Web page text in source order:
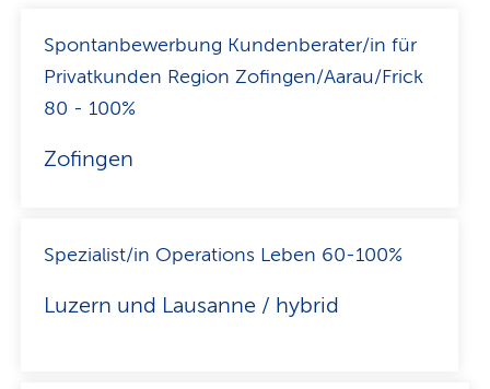
Spontanbewerbung Kundenberater/in für
Privatkunden Region Zofingen/Aarau/Frick
80 - 100%
Zofingen
Spezialist/in Operations Leben 60-100%
Luzern und Lausanne / hybrid